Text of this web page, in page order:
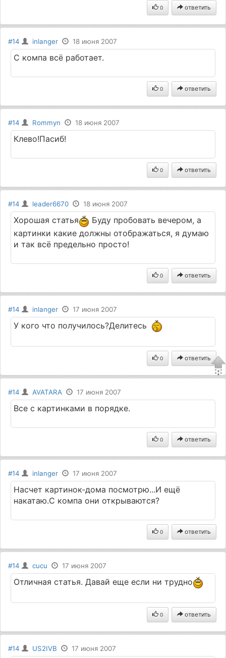
0 ответить
#14 inlanger 18 июня 2007
С компа всё работает.
0 ответить
#14 Rommyn 18 июня 2007
Клево!Пасиб!
0 ответить
#14 leader6670 18 июня 2007
Хорошая статья
Буду пробовать вечером, а
картинки какие должны отображаться, я думаю
и так всё предельно просто!
0 ответить
#14 inlanger 17 июня 2007
У кого что получилось?Делитесь
0 ответить
#14 AVATARA 17 июня 2007
Все с картинками в порядке.
0 ответить
#14 inlanger 17 июня 2007
Насчет картинок-дома посмотрю...И ещё
накатаю.С компа они открываются?
0 ответить
#14 cucu 17 июня 2007
Отличная статья. Давай еще если ни трудно
0 ответить
#14 US2IVB 17 июня 2007